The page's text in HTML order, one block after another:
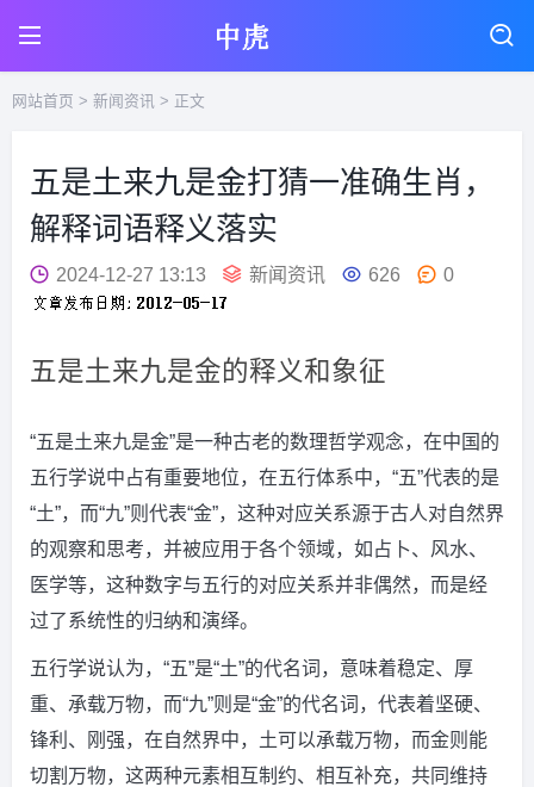
网站首页 > 新闻资讯 > 正文
五是土来九是金打猜一准确生肖，
解释词语释义落实
2024-12-27 13:13 新闻资讯 626 0
五是土来九是金的释义和象征
“五是土来九是金”是一种古老的数理哲学观念，在中国的
五行学说中占有重要地位，在五行体系中，“五”代表的是
“土”，而“九”则代表“金”，这种对应关系源于古人对自然界
的观察和思考，并被应用于各个领域，如占卜、风水、
医学等，这种数字与五行的对应关系并非偶然，而是经
过了系统性的归纳和演绎。
五行学说认为，“五”是“土”的代名词，意味着稳定、厚
重、承载万物，而“九”则是“金”的代名词，代表着坚硬、
锋利、刚强，在自然界中，土可以承载万物，而金则能
切割万物，这两种元素相互制约、相互补充，共同维持